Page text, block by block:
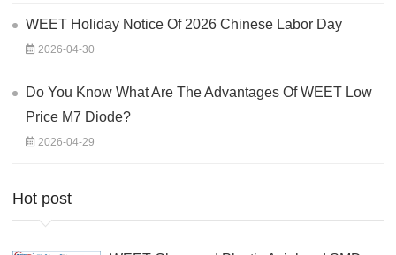
WEET Holiday Notice Of 2026 Chinese Labor Day
2026-04-30
Do You Know What Are The Advantages Of WEET Low
Price M7 Diode?
2026-04-29
Hot post